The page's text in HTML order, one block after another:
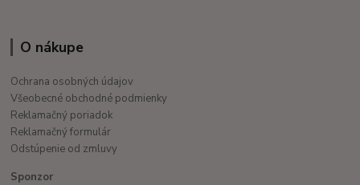
O nákupe
Ochrana osobných údajov
Všeobecné obchodné podmienky
Reklamačný poriadok
Reklamačný formulár
Odstúpenie od zmluvy
Sponzor